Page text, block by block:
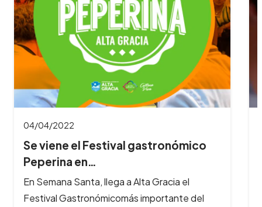
04/04/2022
Se viene el Festival gastronómico
Peperina en…
En Semana Santa, llega a Alta Gracia el
Festival Gastronómicomás importante del